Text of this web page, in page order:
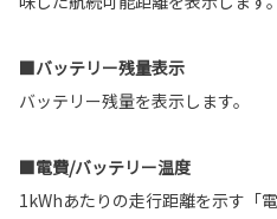
■バッテリー残量表示
バッテリー残量を表示します。
■電費/バッテリー温度
1kWhあたりの走行距離を示す「